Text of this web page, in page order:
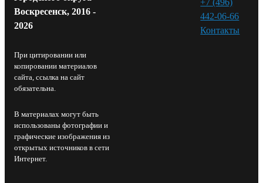
Воскресенск, 2016 -
2026
При цитировании или
копировании материалов
сайта, ссылка на сайт
обязательна.
В материалах могут быть
использованы фотографии и
графические изображения из
открытых источников в сети
Интернет.
442-06-66
Контакты⁠